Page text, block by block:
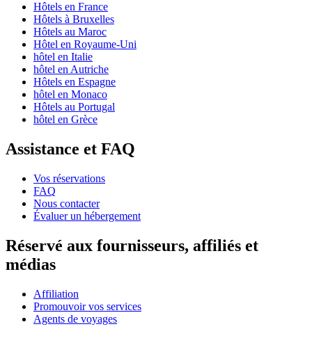
Hôtels en France
Hôtels à Bruxelles
Hôtels au Maroc
Hôtel en Royaume-Uni
hôtel en Italie
hôtel en Autriche
Hôtels en Espagne
hôtel en Monaco
Hôtels au Portugal
hôtel en Grèce
Assistance et FAQ
Vos réservations
FAQ
Nous contacter
Évaluer un hébergement
Réservé aux fournisseurs, affiliés et
médias
Affiliation
Promouvoir vos services
Agents de voyages